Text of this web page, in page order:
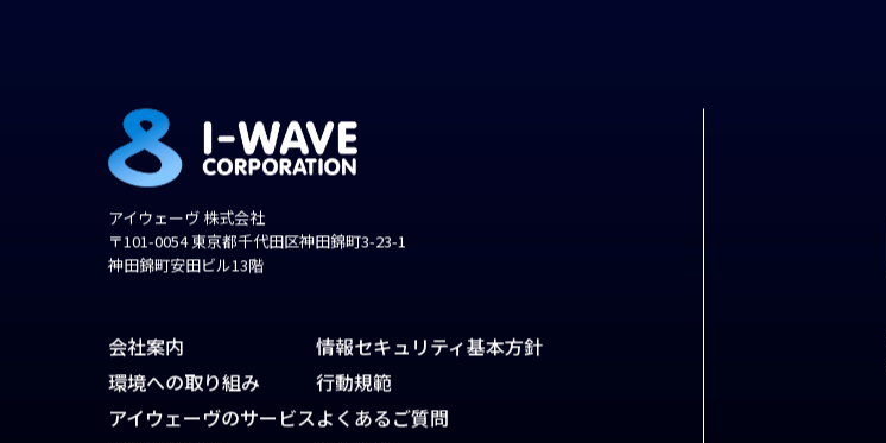
アイウェーヴ 株式会社
〒101-0054 東京都千代田区神田錦町3-23-1
神田錦町安田ビル13階
会社案内
環境への取り組み
アイウェーヴのサービス
情報セキュリティ基本方針
行動規範
よくあるご質問